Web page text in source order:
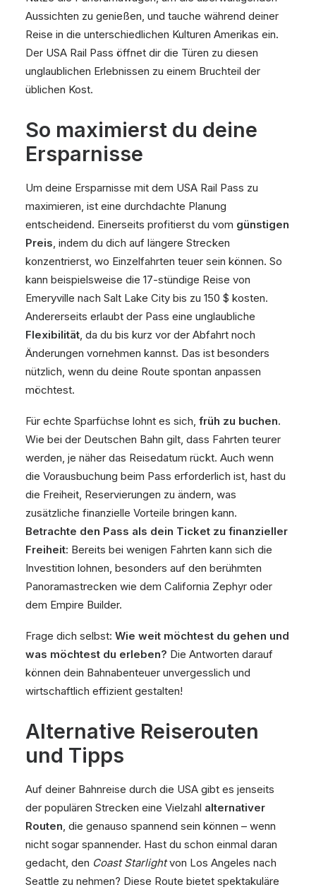
Aussichten zu genießen, und tauche während deiner
Reise in die unterschiedlichen Kulturen Amerikas ein.
Der USA Rail Pass öffnet dir die Türen zu diesen
unglaublichen Erlebnissen zu einem Bruchteil der
üblichen Kost.
So maximierst du deine
Ersparnisse
Um deine Ersparnisse mit dem USA Rail Pass zu
maximieren, ist eine durchdachte Planung
entscheidend. Einerseits profitierst du vom günstigen
Preis, indem du dich auf längere Strecken
konzentrierst, wo Einzelfahrten teuer sein können. So
kann beispielsweise die 17-stündige Reise von
Emeryville nach Salt Lake City bis zu 150 $ kosten.
Andererseits erlaubt der Pass eine unglaubliche
Flexibilität, da du bis kurz vor der Abfahrt noch
Änderungen vornehmen kannst. Das ist besonders
nützlich, wenn du deine Route spontan anpassen
möchtest.
Für echte Sparfüchse lohnt es sich, früh zu buchen.
Wie bei der Deutschen Bahn gilt, dass Fahrten teurer
werden, je näher das Reisedatum rückt. Auch wenn
die Vorausbuchung beim Pass erforderlich ist, hast du
die Freiheit, Reservierungen zu ändern, was
zusätzliche finanzielle Vorteile bringen kann.
Betrachte den Pass als dein Ticket zu finanzieller
Freiheit: Bereits bei wenigen Fahrten kann sich die
Investition lohnen, besonders auf den berühmten
Panoramastrecken wie dem California Zephyr oder
dem Empire Builder.
Frage dich selbst: Wie weit möchtest du gehen und
was möchtest du erleben? Die Antworten darauf
können dein Bahnabenteuer unvergesslich und
wirtschaftlich effizient gestalten!
Alternative Reiserouten
und Tipps
Auf deiner Bahnreise durch die USA gibt es jenseits
der populären Strecken eine Vielzahl alternativer
Routen, die genauso spannend sein können – wenn
nicht sogar spannender. Hast du schon einmal daran
gedacht, den Coast Starlightvon Los Angeles nach
Seattle zu nehmen? Diese Route bietet spektakuläre